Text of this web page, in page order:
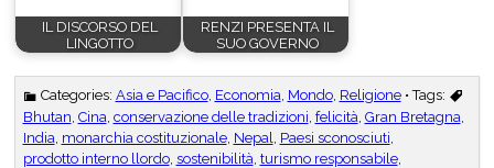
IL DISCORSO DEL
LINGOTTO
RENZI PRESENTA IL
SUO GOVERNO
Categories: Asia e Pacifico, Economia Mondo, Religione• Tags:
Bhutan Cina conservazione delle tradizioni felicità Gran Bretagna
India monarchia costituzionale, Nepal Paesi sconosciuti
prodotto interno llordo, sostenibilità turismo responsabile,